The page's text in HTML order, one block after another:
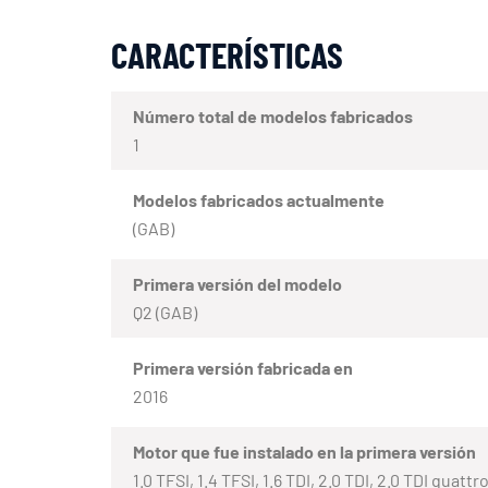
CARACTERÍSTICAS
Número total de modelos fabricados
1
Modelos fabricados actualmente
(GAB)
Primera versión del modelo
Q2 (GAB)
Primera versión fabricada en
2016
Motor que fue instalado en la primera versión
1.0 TFSI, 1.4 TFSI, 1.6 TDI, 2.0 TDI, 2.0 TDI